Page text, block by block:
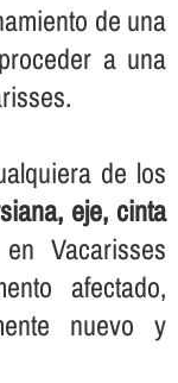
de una
a una
de los
eje, cinta
Vacarisses
afectado,
nuevo y